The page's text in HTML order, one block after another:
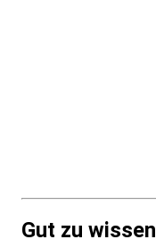
Gut zu wissen